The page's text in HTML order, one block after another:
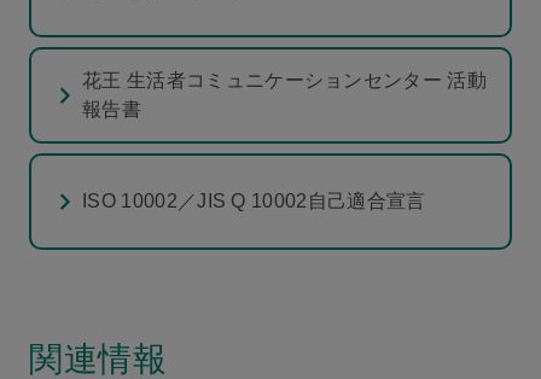
花王 生活者コミュニケーションセンター 活動
報告書
ISO 10002／JIS Q 10002自己適合宣言
関連情報